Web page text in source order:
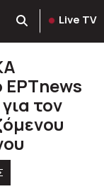
Live TV
ΕΡΤnews
τον